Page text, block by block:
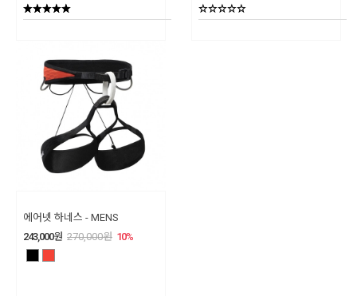
에어넷 하네스 - MENS
243,000원 270,000원 10%